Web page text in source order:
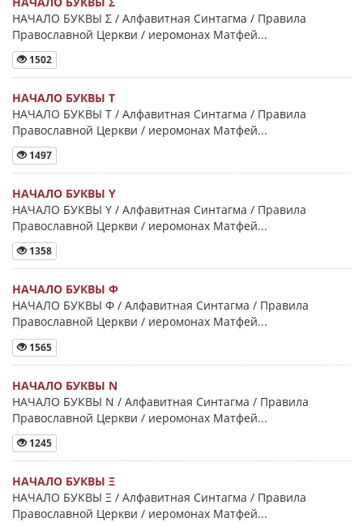
НАЧАЛО БУКВЫ Σ / Алфавитная Синтагма / Правила
Православной Церкви / иеромонах Матфей...
1502
НАЧАЛО БУКВЫ Τ
НАЧАЛО БУКВЫ Τ / Алфавитная Синтагма / Правила
Православной Церкви / иеромонах Матфей...
1497
НАЧАЛО БУКВЫ Y
НАЧАЛО БУКВЫ Y / Алфавитная Синтагма / Правила
Православной Церкви / иеромонах Матфей...
1358
НАЧАЛО БУКВЫ Φ
НАЧАЛО БУКВЫ Φ / Алфавитная Синтагма / Правила
Православной Церкви / иеромонах Матфей...
1565
НАЧАЛО БУКВЫ Ν
НАЧАЛО БУКВЫ Ν / Алфавитная Синтагма / Правила
Православной Церкви / иеромонах Матфей...
1245
НАЧАЛО БУКВЫ Ξ
НАЧАЛО БУКВЫ Ξ / Алфавитная Синтагма / Правила
Православной Церкви / иеромонах Матфей...